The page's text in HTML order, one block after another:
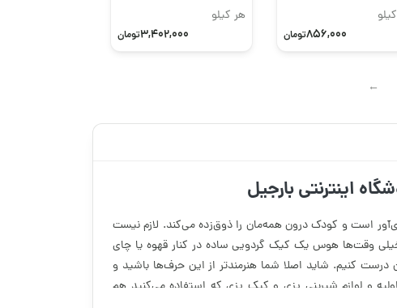
856,000تومان
هر کیلو
3,402,000تومان
→
اینترنتی بارجیل
است و کودک درون همه‌مان را ذوق‌زده می‌کند. لازم نیست
خیلی وقت‌ها هوس یک کیک گردویی ساده در کنار قهوه یا چای
درست کنیم. شاید اصلا شما هنرمندتر از این حرف‌ها باشید و
و لوازم شیرینی پزی و کیک پزی که استفاده می‌کنید هم